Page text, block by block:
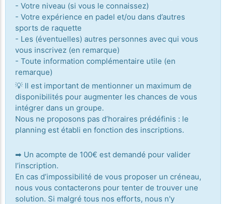
- Votre niveau (si vous le connaissez)
- Votre expérience en padel et/ou dans d’autres
sports de raquette
- Les (éventuelles) autres personnes avec qui vous
vous inscrivez (en remarque)
- Toute information complémentaire utile (en
remarque)
💡 Il est important de mentionner un maximum de
disponibilités pour augmenter les chances de vous
intégrer dans un groupe.
Nous ne proposons pas d’horaires prédéfinis : le
planning est établi en fonction des inscriptions.
➡ Un acompte de 100€ est demandé pour valider
l’inscription.
En cas d’impossibilité de vous proposer un créneau,
nous vous contacterons pour tenter de trouver une
solution. Si malgré tous nos efforts, nous n'y